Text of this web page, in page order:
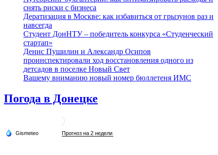
снять риски с бизнеса
Дератизация в Москве: как избавиться от грызунов раз и
навсегда
Студент ДонНТУ – победитель конкурса «Студенческий
стартап»
Денис Пушилин и Александр Осипов
проинспектировали ход восстановления одного из
детсадов в поселке Новый Свет
Вашему вниманию новый номер бюллетеня ИМС
Погода в Донецке